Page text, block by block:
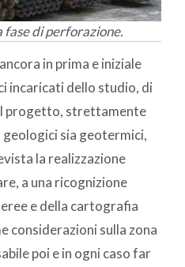
fase di perforazione.
in prima e iniziale
incaricati dello studio, di
progetto, strettamente
sia geotermici,
la realizzazione
a una ricognizione
e della cartografia
considerazioni sulla zona
poi e in ogni caso far